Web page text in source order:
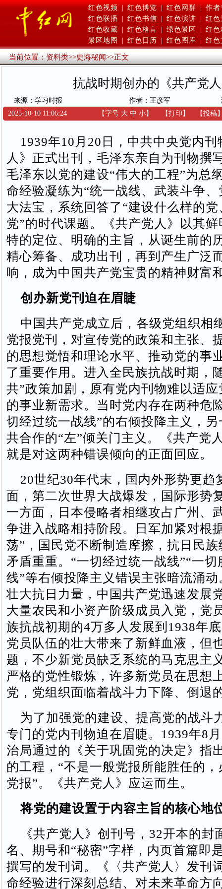
红色视频 | 红色博览 | 红色网群 | 作者
红色联播
红色书信 红色演讲
红色
红色收藏
红色格言 绿色景区
红色
景区地图
红色日历 红色图库 红色
当前位置：资料类>>史海秘闻>>正文
抗战时期创办的《共产党
来源：学习时报 作者：王彦军
2025-10-10 11:06:24
【字号 大 中 小】 【打印 】 【投稿
1939年10月20日，中共中央党内刊
人》正式出刊，毛泽东亲自为刊物撰
毛泽东以党的建设“伟大的工程”为总
命经验凝练为“统一战线、武装斗争、
大法宝，系统回答了“建设什么样的
党”的时代课题。《共产党人》以其
特的定位、明确的主旨，从诞生前的
精心筹备、成功出刊，再到产生广泛
响，成为中国共产党宝贵的精神财富
创办新党刊迫在眉睫
中国共产党成立后，各级党组织相
党报党刊，对宣传党的政策和主张、
的思想觉悟和理论水平、推动党的事
了重要作用。进入全民族抗战时期，
共”政策加剧，原有党内刊物难以适
的事业新需求。当时党内存在两种危
切经过统一战线”的右倾投降主义，
共合作的“左”倾关门主义。《共产党
就是对这两种错误倾向的正面回应。
20世纪30年代末，国内外形势更趋
面，第二次世界大战爆发，国际形势
一方面，日本侵略者相继攻占广州、
争进入战略相持阶段。日军加紧对根
荡”，国民党不断制造摩擦，抗日民
矛盾重重。“一切经过统一战线”“一
线”等右倾投降主义错误主张暗流涌
壮大抗日力量，中国共产党迅速发展
大量农民和小资产阶级成员入党，党
族抗战初期的4万多人发展到1938年
党员队伍的壮大带来了新鲜血液，但
题，不少新党员缺乏系统的马克思主
严格的党性锻炼，许多新党员在思想
党，党组织面临着战斗力下降、倒退
为了加强党的建设、提高党的战斗
专门的党内刊物迫在眉睫。1939年8
治局通过的《关于巩固党的决定》指
的工程，“不是一般党报所能胜任的
党报”。《共产党人》应运而生。
将党的建设置于内容主旨的核心地
《共产党人》创刊号，32开本的封
名、期号和“秘密”字样，内页首篇即
撰写的发刊词。《〈共产党人〉发刊
命经验进行深刻总结、对未来革命方